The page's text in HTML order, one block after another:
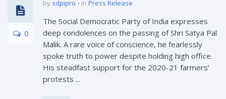
0
by sdpipro in Press Release
The Social Democratic Party of India expresses
deep condolences on the passing of Shri Satya Pal
Malik. A rare voice of conscience, he fearlessly
spoke truth to power despite holding high office.
His steadfast support for the 2020-21 farmers’
protests ...